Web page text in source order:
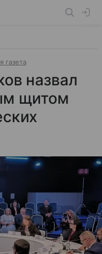
газета
назвал
щитом